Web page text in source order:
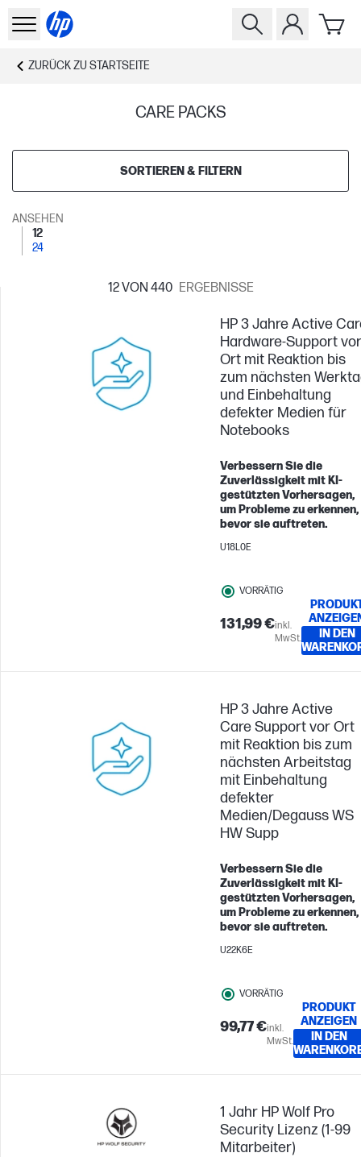
ZURÜCK ZU STARTSEITE
CARE PACKS
SORTIEREN & FILTERN
ANSEHEN
12
24
12VON 440 ERGEBNISSE
HP 3 Jahre Active
Hardware-Support vor
Ort mit Reaktion bis
zum nächsten
und Einbehaltung
defekter Medien für
Notebooks
Verbessern Sie die
Zuverlässigkeit mit KI-
gestützten Vorhersagen,
um Probleme zu erkennen,
bevor sie auftreten.
U18L0E
VORRÄTIG
131,99 €inkl.
MwSt.
IN DEN
HP 3 Jahre Active
Care Support vor Ort
mit Reaktion bis zum
nächsten Arbeitstag
mit Einbehaltung
defekter
Medien/Degauss WS
HW Supp
Verbessern Sie die
Zuverlässigkeit mit KI-
gestützten Vorhersagen,
um Probleme zu erkennen,
bevor sie auftreten.
U22K6E
VORRÄTIG
99,77 €inkl.
MwSt.
PRODUKT
ANZEIGEN
IN DEN
1 Jahr HP Wolf Pro
Security Lizenz (1-99
Mitarbeiter)